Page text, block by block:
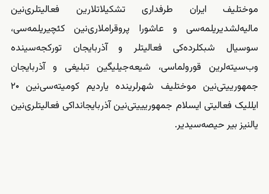
موختلیف ایران طرفداری تشکیلاتلارین فعالیتلری‌نین
مالیه‌لشدیریلمه‌سی و عاشورا پروقراملاری‌نین کئچیریلمه‌سی،
سوسیال شبکلرده‌کی فعالیتلر و آذربایجان تورکجه‌سینده
وب‌سیته‌لرین قورولماسی، شیعه‌‌‌جیلیگین تبلیغی و آذربایجان
جمهورییتی‌نین موختلیف شهرلرینده یاردیم کومیته‌سی‌نین ۲۰
ایللیک فعالیتی ایسلام جمهوریییتی‌نین آذربایجانداکی فعالیتلری‌نین
یالنیز بیر حیصه‌‌‌سیدیر.